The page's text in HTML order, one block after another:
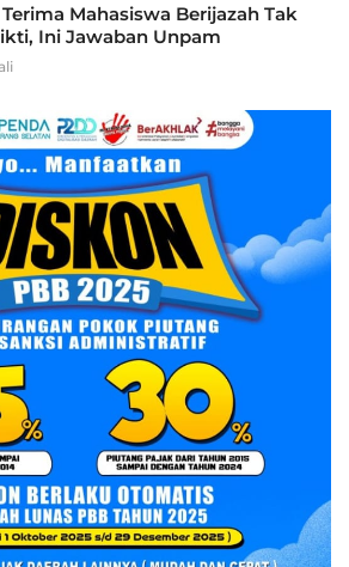
Mahasiswa Berijazah Tak
Ini Jawaban Unpam